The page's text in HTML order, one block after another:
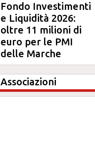
Fondo Investimenti
e Liquidità 2026:
oltre 11 milioni di
euro per le PMI
delle Marche
Associazioni